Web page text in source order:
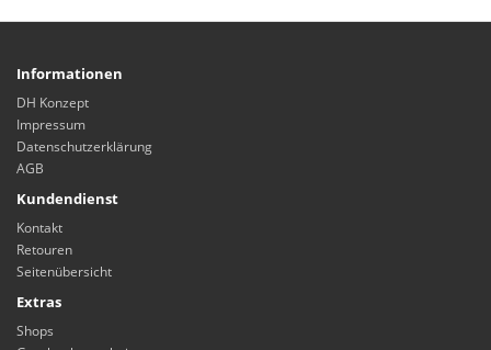
Informationen
DH Konzept
Impressum
Datenschutzerklärung
AGB
Kundendienst
Kontakt
Retouren
Seitenübersicht
Extras
Shops